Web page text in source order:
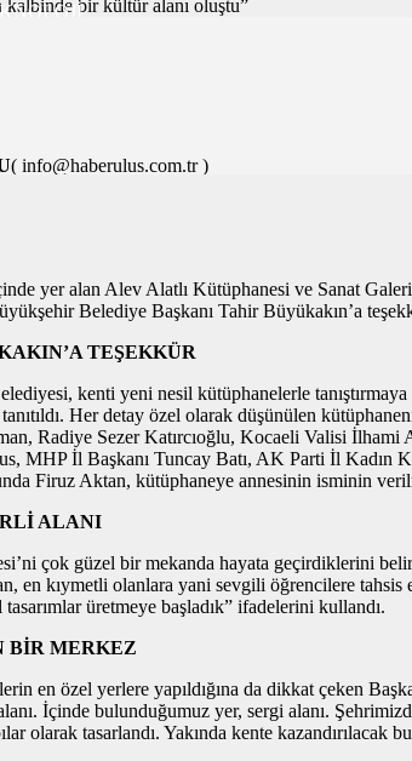
( info@haberulus.com.tr )
yer alan Alev Alatlı Kütüphanesi ve Sanat
Belediye Başkanı Tahir Büyükakın’a
TEŞEKKÜR
kenti yeni nesil kütüphanelerle
Her detay özel olarak düşünülen
Radiye Sezer Katırcıoğlu, Kocaeli Valisi
MHP İl Başkanı Tuncay Batı, AK Parti İl Kadın
Firuz Aktan, kütüphaneye annesinin isminin
ALANI
çok güzel bir mekanda hayata geçirdiklerini
en kıymetli olanlara yani sevgili öğrencilere tahsis
üretmeye başladık” ifadelerini kullandı.
BİR MERKEZ
en özel yerlere yapıldığına da dikkat çeken
İçinde bulunduğumuz yer, sergi alanı.
olarak tasarlandı. Yakında kente